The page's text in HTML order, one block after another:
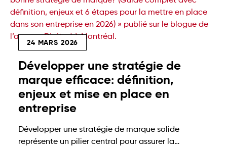
Vous savez ce qu’on dit… Une image vaut mille
mots! Un […]
24 MARS 2026
Développer une stratégie de
marque efficace: définition,
enjeux et mise en place en
entreprise
Développer une stratégie de marque solide
représente un pilier central pour assurer la